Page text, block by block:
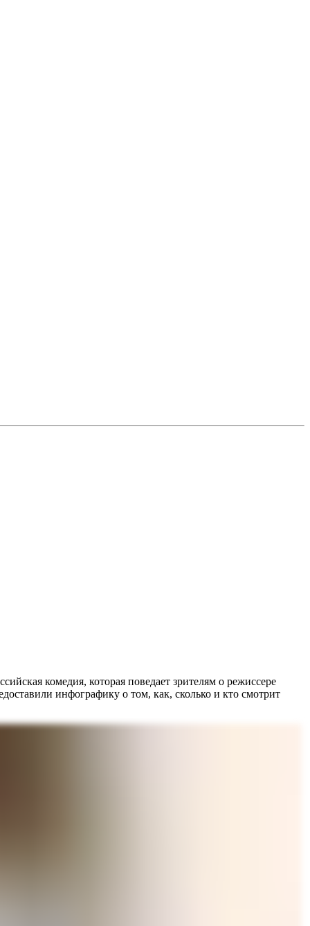
комедия, которая поведает зрителям о режиссере
инфографику о том, как, сколько и кто смотрит